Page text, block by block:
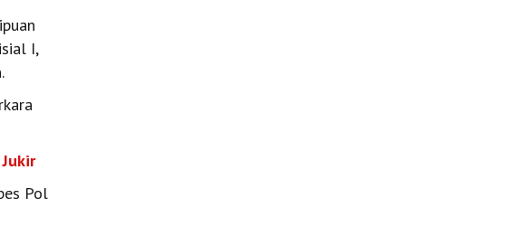
I,
Pol